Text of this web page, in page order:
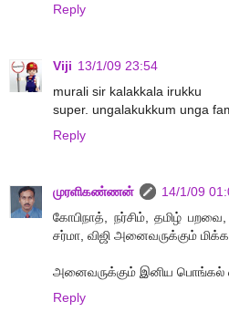
Reply
Viji 13/1/09 23:54
murali sir kalakkala irukku
super. ungalakukkum unga
Reply
முரளிகண்ணன்
14/1/09
கோபிநாத், நர்சிம், தமிழ்
சர்மா, விஜி அனைவருக்கும் மிக்க
அனைவருக்கும் இனிய பொங்கல்
Reply